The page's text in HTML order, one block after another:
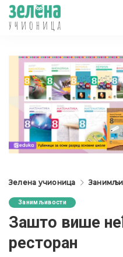
Зелена учионица
Занимљивости
Зашто више
ресторан